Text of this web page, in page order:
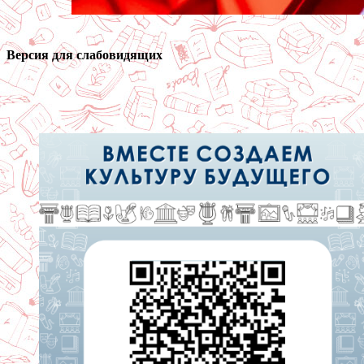
Версия для слабовидящих